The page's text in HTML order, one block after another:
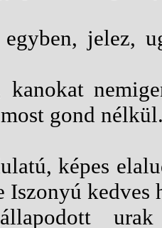
jelez,
gond
képes
Iszonyú kedves
urak